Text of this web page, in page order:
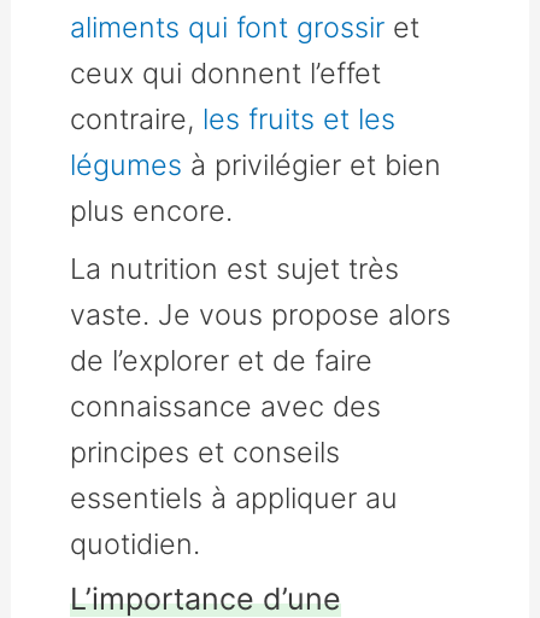
aliments qui font grossir et
ceux qui donnent l’effet
contraire, les fruits et les
légumes à privilégier et bien
plus encore.
La nutrition est sujet très
vaste. Je vous propose alors
de l’explorer et de faire
connaissance avec des
principes et conseils
essentiels à appliquer au
quotidien.
L’importance d’une